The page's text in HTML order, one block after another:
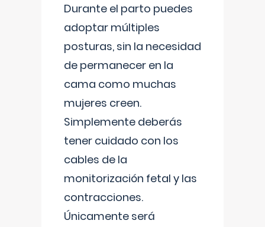
Durante el parto puedes
adoptar múltiples
posturas, sin la necesidad
de permanecer en la
cama como muchas
mujeres creen.
Simplemente deberás
tener cuidado con los
cables de la
monitorización fetal y las
contracciones.
Únicamente será